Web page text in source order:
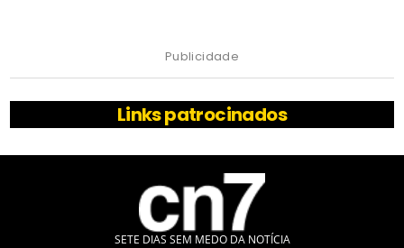
Publicidade
Links patrocinados
SETE DIAS SEM MEDO DA NOTÍCIA